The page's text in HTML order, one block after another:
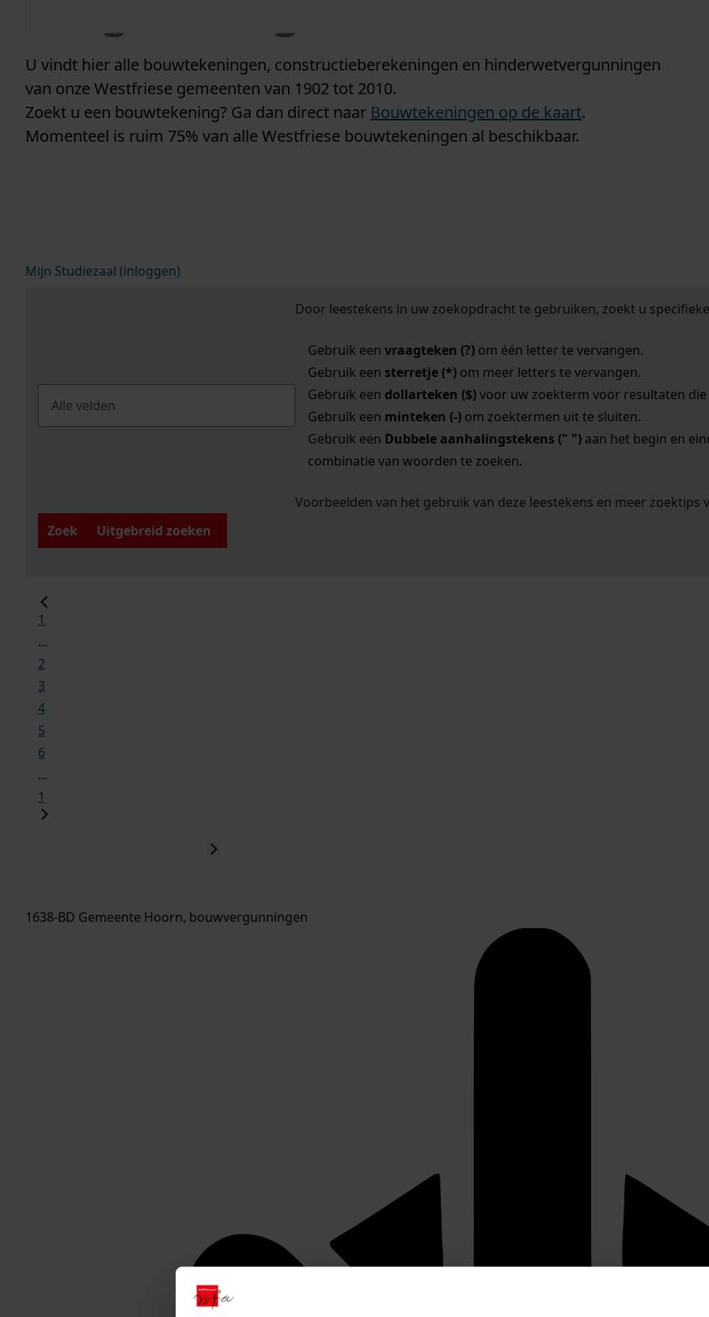
U vindt hier alle bouwtekeningen, constructieberekeningen en hinderwetvergunningen
van onze Westfriese gemeenten van 1902 tot 2010.
Zoekt u een bouwtekening? Ga dan direct naar Bouwtekeningen op de kaart.
Momenteel is ruim 75% van alle Westfriese bouwtekeningen al beschikbaar.
Mijn Studiezaal (inloggen)
Door leestekens in uw zoekopdracht te gebruiken, zoekt u
Gebruik een vraagteken (?)om één letter te vervangen.
Gebruik een sterretje (*)om meer letters te vervangen.
Gebruik een dollarteken ($)voor uw zoekterm voor resultaten die
Gebruik een minteken (-)om zoektermen uit te sluiten.
Gebruik een Dubbele aanhalingstekens (" ")aan het begin en
combinatie van woorden te zoeken.
Voorbeelden van het gebruik van deze leestekens en meer zoektips
Zoek
Uitgebreid zoeken
1
...
2
3
4
5
6
...
1
1638-BD Gemeente Hoorn, bouwvergunningen